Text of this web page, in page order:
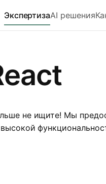
ЭкспертизаAI решения
не ищите! Мы